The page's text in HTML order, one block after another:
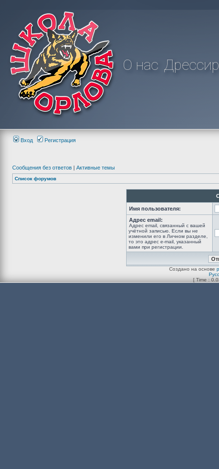
О нас
Вход Регистрация
Сообщения без ответов | Активные темы
Список форумов
Имя пользователя:
Адрес email:
Адрес email, связанный с вашей
учётной записью. Если вы не
изменили его в Личном разделе,
то это адрес e-mail, указанный
вами при регистрации.
Создано на основе
[ Time :